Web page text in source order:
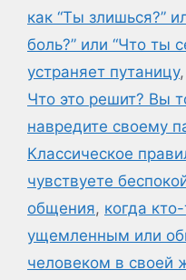
как “Ты злишься?”
боль?” или “Что ты
устраняет путаницу,
Что это решит? Вы
навредите своему
Классическое
чувствуете
общения, когда
ущемленным или
человеком в своей